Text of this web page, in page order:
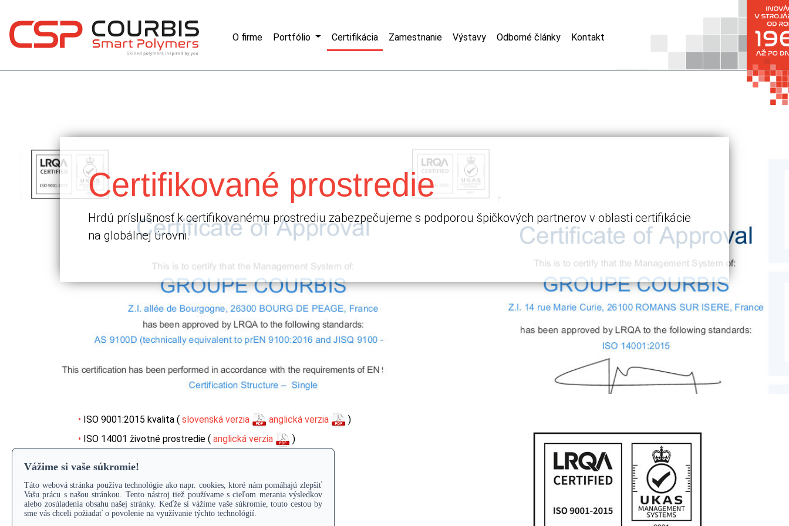
O firme Portfólio Certifikácia Zamestnanie Výstavy Odborné články Kontakt
Certifikované prostredie
Hrdú príslušnosť k certifikovanému prostrediu zabezpečujeme s podporou špičkových partnerov v oblasti certifikácie
na globálnej úrovni.
ISO 9001:2015 kvalita ( slovenská verzia anglická verzia
)
ISO 14001 životné prostredie ( anglická verzia
)